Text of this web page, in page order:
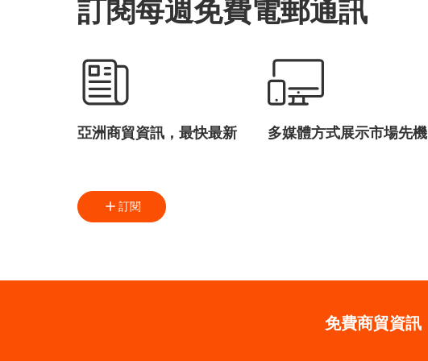
訂閱每週免費電郵通訊
亞洲商貿資訊，最快最新 多媒體方式展示市場先機
訂閱
免費商貿資訊